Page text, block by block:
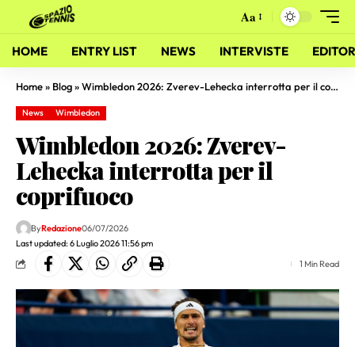
Aa
HOME ENTRY LIST NEWS INTERVISTE
Home» Blog»Wimbledon 2026: Zverev-Lehecka interrotta per il coprifuoco
News Wimbledon
Wimbledon 2026: Zverev-
Lehecka interrotta per il
coprifuoco
Last updated: 6 Luglio 2026 11:56 pm
ByRedazione06/07/2026
1 Min Read